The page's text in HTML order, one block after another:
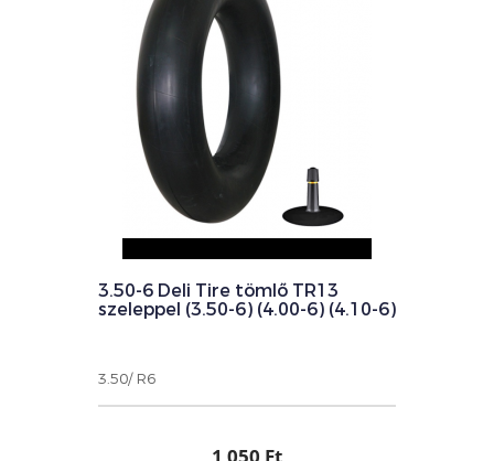
3.50-6 Deli Tire tömlő TR13
szeleppel (3.50-6) (4.00-6) (4.10-6)
3.50/ R6